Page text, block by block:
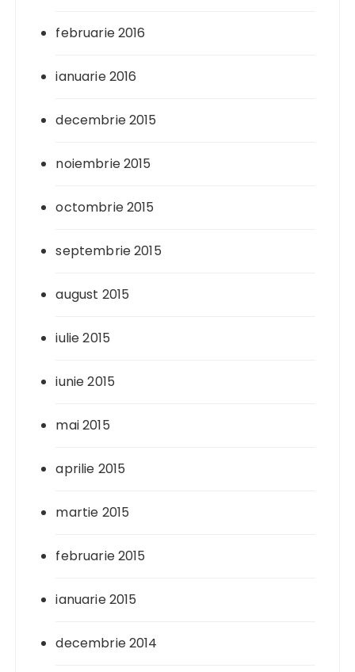
februarie 2016
ianuarie 2016
decembrie 2015
noiembrie 2015
octombrie 2015
septembrie 2015
august 2015
iulie 2015
iunie 2015
mai 2015
aprilie 2015
martie 2015
februarie 2015
ianuarie 2015
decembrie 2014